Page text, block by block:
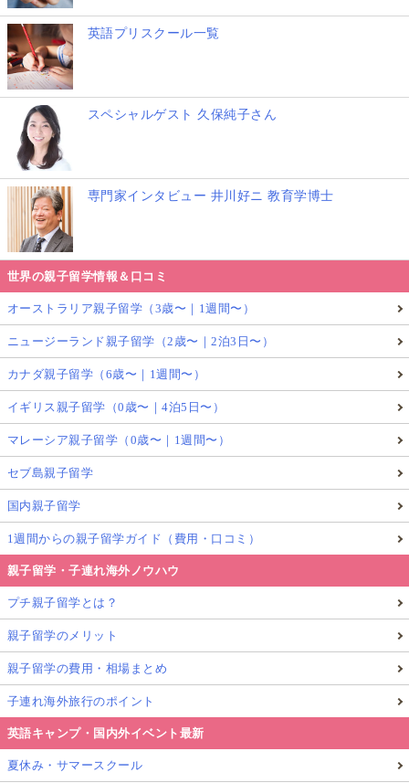
19歳男性の教会サマージョブ体験と学んだこと
現在、スウェーデンの北の街で社会インフラ計画につ
いて大学で勉強している19歳の男性は、夏休みに家族
と過ごすために地元ウプサラに戻り、家族と暮らしな
がら、4週間にわたり高齢者施設で認知症ケアスタッ
フとして働いています。
彼の初めてのサマージョブは教会での警備員という仕
事だったそうです。
と思い仕事内容を聞いてみると、業務は主に教会墓地
の清掃や草むしりだったそうです。
さらに時々あるお葬式でのお手伝いや、教会を見てき
た観光客の対応など比較的幅広い内容だったようです
英語プリスクール一覧
スペシャルゲスト 久保純子さん
専門家インタビュー 井川好ニ 教育学博士
世界の親子留学情報＆口コミ
オーストラリア親子留学（3歳〜｜1週間〜）
ニュージーランド親子留学（2歳〜｜2泊3日〜）
カナダ親子留学（6歳〜｜1週間〜）
イギリス親子留学（0歳〜｜4泊5日〜）
マレーシア親子留学（0歳〜｜1週間〜）
セブ島親子留学
国内親子留学
1週間からの親子留学ガイド（費用・口コミ）
親子留学・子連れ海外ノウハウ
プチ親子留学とは？
親子留学のメリット
親子留学の費用・相場まとめ
子連れ海外旅行のポイント
英語キャンプ・国内外イベント最新
夏休み・サマースクール